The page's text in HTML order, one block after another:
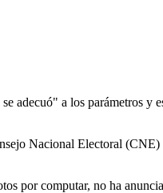
adecuó" a los parámetros y
Nacional Electoral
por computar, no ha